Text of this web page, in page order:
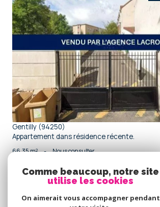
voir le bien
Gentilly (94250)
Appartement dans résidence récente.
66,35 m² - Nous consulter
connecter
Comme beaucoup, notre site
utilise les cookies
On aimerait vous accompagner pendant